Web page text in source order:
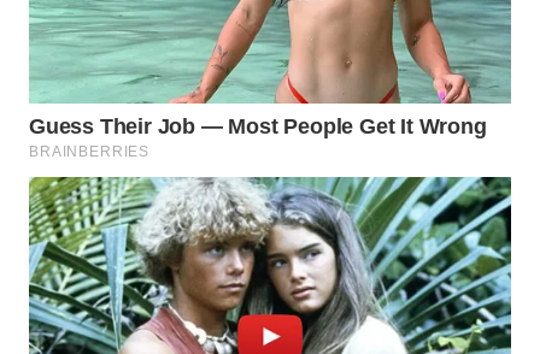
WAHANA
TRAVEL
WAHANA
TV
WAHANANEWS
ID
WAHANANEWS
CO ID